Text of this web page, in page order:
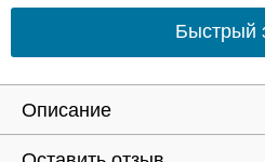
Быстрый
Описание